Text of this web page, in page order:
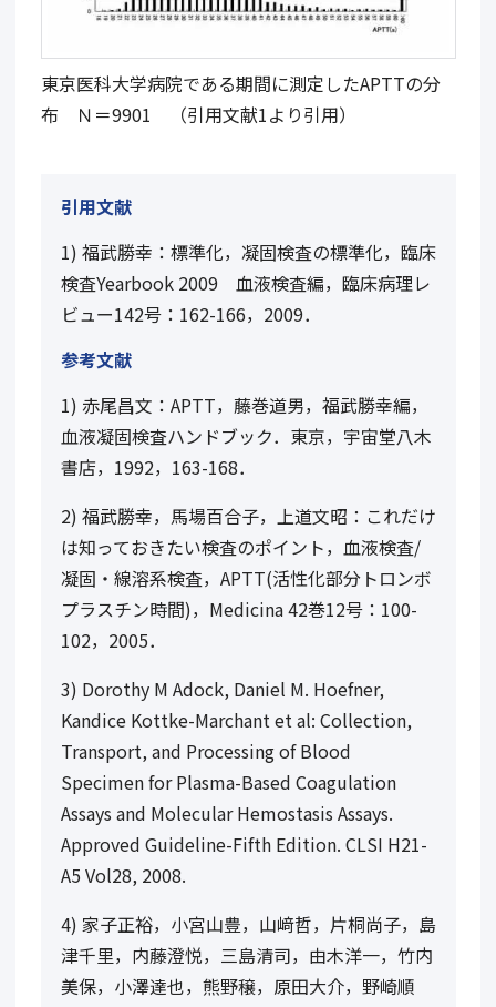
東京医科大学病院である期間に測定したAPTTの分
布 Ｎ＝9901 （引用文献1より引用）
引用文献
1) 福武勝幸：標準化，凝固検査の標準化，臨床
検査Yearbook 2009 血液検査編，臨床病理レ
ビュー142号：162-166，2009．
参考文献
1) 赤尾昌文： APTT，藤巻道男，福武勝幸編，
血液凝固検査ハンドブック．東京，宇宙堂八木
書店， 1992， 163-168．
2) 福武勝幸，馬場百合子，上道文昭：これだけ
は知っておきたい検査のポイント，血液検査/
凝固・線溶系検査， APTT(活性化部分トロンボ
プラスチン時間)， Medicina 42巻12号： 100-
102， 2005．
3) Dorothy M Adock, Daniel M. Hoefner,
Kandice Kottke-Marchant et al: Collection,
Transport, and Processing of Blood
Specimen for Plasma-Based Coagulation
Assays and Molecular Hemostasis Assays.
Approved Guideline-Fifth Edition. CLSI H21-
A5 Vol28, 2008.
4) 家子正裕，小宮山豊，山﨑哲，片桐尚子，島
津千里，内藤澄悦，三島清司，由木洋一，竹内
美保，小澤達也，熊野穣，原田大介，野崎順